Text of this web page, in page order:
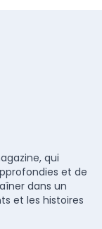
qui
et de
dans un
et les histoires